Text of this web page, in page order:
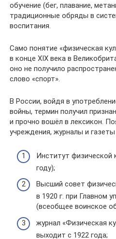
обучение (бег, плавание,
традиционные обряды в
воспитания.
Само понятие «физическая
в конце XIX века в
оно не получило
слово «спорт».
В России, войдя в
войны, термин получил
и прочно вошёл в лексикон.
учреждения, журналы и
Институт физической
году);
Высший совет
в 1920 г. при Главном
(всеобщее воинское
журнал «Физическая
выходит с 1922 года;